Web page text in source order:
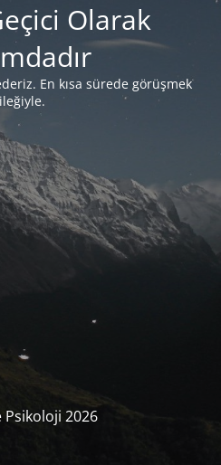
Olarak
En kısa sürede görüşmek
2026